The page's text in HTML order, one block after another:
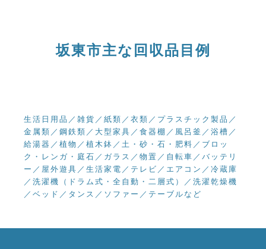
坂東市主な回収品目例
生活日用品／雑貨／紙類／衣類／プラスチック製品／
金属類／鋼鉄類／大型家具／食器棚／風呂釜／浴槽／
給湯器／植物／植木鉢／土・砂・石・肥料／ブロッ
ク・レンガ・庭石／ガラス／物置／自転車／バッテリ
ー／屋外遊具／ 生活家電／テレビ／エアコン／冷蔵庫
／洗濯機（ドラム式・全自動・二層式）／洗濯乾燥機
／ベッド／タンス／ソファー／テーブル など